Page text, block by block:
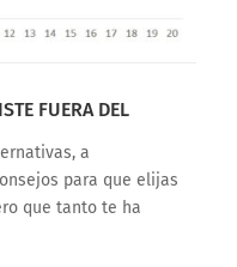
FUERA DEL
a
para que elijas
que tanto te ha